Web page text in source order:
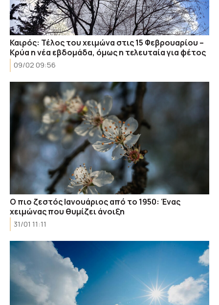
Καιρός: Τέλος του χειμώνα στις 15 Φεβρουαρίου –
Κρύα η νέα εβδομάδα, όμως η τελευταία για φέτος
09/02 09:56
Ο πιο ζεστός Ιανουάριος από το 1950: Ένας
χειμώνας που θυμίζει άνοιξη
31/01 11:11